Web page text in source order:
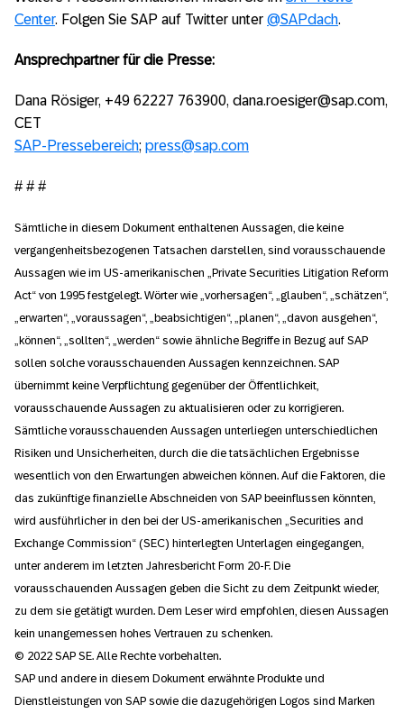
Center. Folgen Sie SAP auf Twitter unter @SAPdach.
Ansprechpartner für die Presse:
Dana Rösiger, +49 62227 763900, dana.roesiger@sap.com,
CET
SAP-Pressebereich; press@sap.com
# # #
Sämtliche in diesem Dokument enthaltenen Aussagen, die keine
vergangenheitsbezogenen Tatsachen darstellen, sind vorausschauende
Aussagen wie im US-amerikanischen „Private Securities Litigation Reform
Act“ von 1995 festgelegt. Wörter wie „vorhersagen“, „glauben“, „schätzen“,
„erwarten“, „voraussagen“, „beabsichtigen“, „planen“, „davon ausgehen“,
„können“, „sollten“, „werden“ sowie ähnliche Begriffe in Bezug auf SAP
sollen solche vorausschauenden Aussagen kennzeichnen. SAP
übernimmt keine Verpflichtung gegenüber der Öffentlichkeit,
vorausschauende Aussagen zu aktualisieren oder zu korrigieren.
Sämtliche vorausschauenden Aussagen unterliegen unterschiedlichen
Risiken und Unsicherheiten, durch die die tatsächlichen Ergebnisse
wesentlich von den Erwartungen abweichen können. Auf die Faktoren, die
das zukünftige finanzielle Abschneiden von SAP beeinflussen könnten,
wird ausführlicher in den bei der US-amerikanischen „Securities and
Exchange Commission“ (SEC) hinterlegten Unterlagen eingegangen,
unter anderem im letzten Jahresbericht Form 20-F. Die
vorausschauenden Aussagen geben die Sicht zu dem Zeitpunkt wieder,
zu dem sie getätigt wurden. Dem Leser wird empfohlen, diesen Aussagen
kein unangemessen hohes Vertrauen zu schenken.
© 2022 SAP SE. Alle Rechte vorbehalten.
SAP und andere in diesem Dokument erwähnte Produkte und
Dienstleistungen von SAP sowie die dazugehörigen Logos sind Marken